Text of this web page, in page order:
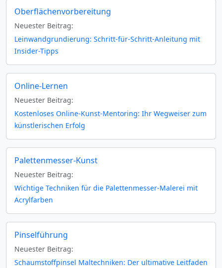
Oberflächenvorbereitung
Neuester Beitrag:
Leinwandgrundierung: Schritt-für-Schritt-Anleitung mit
Insider-Tipps
Online-Lernen
Neuester Beitrag:
Kostenloses Online-Kunst-Mentoring: Ihr Wegweiser zum
künstlerischen Erfolg
Palettenmesser-Kunst
Neuester Beitrag:
Wichtige Techniken für die Palettenmesser-Malerei mit
Acrylfarben
Pinselführung
Neuester Beitrag:
Schaumstoffpinsel Maltechniken: Der ultimative Leitfaden